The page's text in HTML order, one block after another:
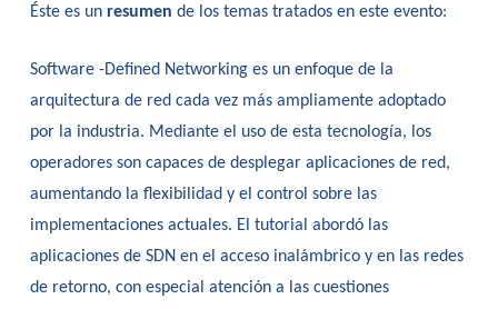
Éste es un resumen de los temas tratados en este evento:
Software -Defined Networking es un enfoque de la
arquitectura de red cada vez más ampliamente adoptado
por la industria. Mediante el uso de esta tecnología, los
operadores son capaces de desplegar aplicaciones de red,
aumentando la flexibilidad y el control sobre las
implementaciones actuales. El tutorial abordó las
aplicaciones de SDN en el acceso inalámbrico y en las redes
de retorno, con especial atención a las cuestiones